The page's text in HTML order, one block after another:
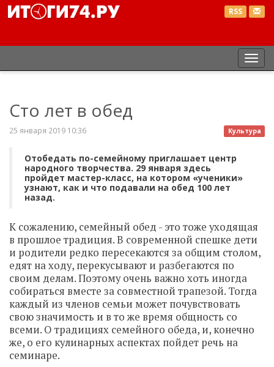
RSS
Сто лет в обед
Культура
25 января 2019 10:36
Отобедать по-семейному приглашает центр
народного творчества. 29 января здесь
пройдет мастер-класс, на котором «ученики»
узнают, как и что подавали на обед 100 лет
назад.
К сожалению, семейный обед - это тоже уходящая
в прошлое традиция. В современной спешке дети
и родители редко пересекаются за общим столом,
едят на ходу, перекусывают и разбегаются по
своим делам. Поэтому очень важно хоть иногда
собираться вместе за совместной трапезой. Тогда
каждый из членов семьи может почувствовать
свою значимость и в то же время общность со
всеми. О традициях семейного обеда, и, конечно
же, о его кулинарных аспектах пойдет речь на
семинаре.